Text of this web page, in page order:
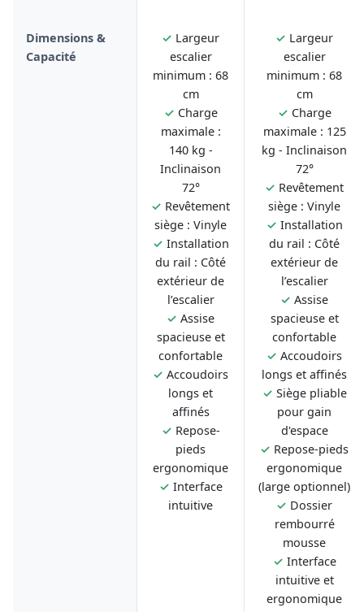
Dimensions &
Capacité
✓ Largeur
escalier
minimum : 68
cm
✓ Charge
maximale :
140 kg -
Inclinaison
72°
✓ Revêtement
siège : Vinyle
✓ Installation
du rail : Côté
extérieur de
l’escalier
✓ Assise
spacieuse et
confortable
✓ Accoudoirs
longs et
affinés
✓ Repose-
pieds
ergonomique
✓ Interface
intuitive
✓ Largeur
escalier
minimum : 68
cm
✓ Charge
maximale : 125
kg - Inclinaison
72°
✓ Revêtement
siège : Vinyle
✓ Installation
du rail : Côté
extérieur de
l’escalier
✓ Assise
spacieuse et
confortable
✓ Accoudoirs
longs et affinés
✓ Siège pliable
pour gain
d'espace
✓ Repose-pieds
ergonomique
(large optionnel)
✓ Dossier
rembourré
mousse
✓ Interface
intuitive et
ergonomique